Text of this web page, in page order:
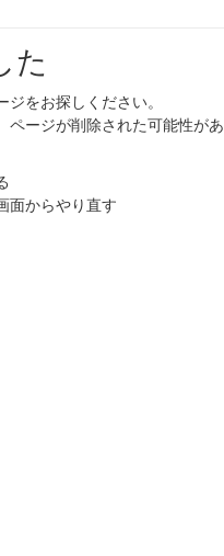
た
をお探しください。
ページが削除された可能性があ
面からやり直す